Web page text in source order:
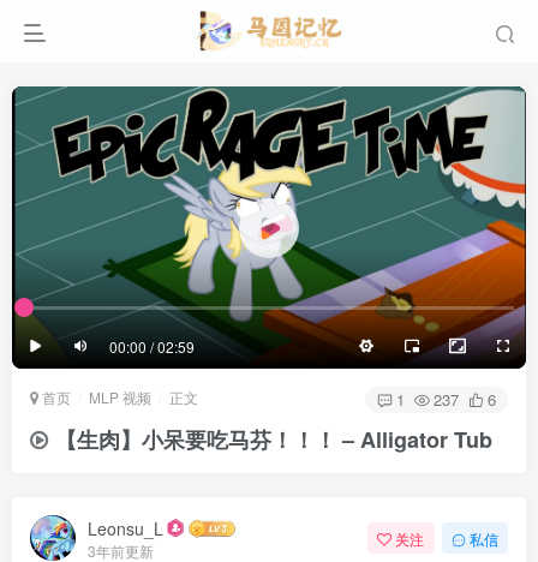
00:00 / 02:59
滚动顶部底部
防止弹幕重叠
同步视频速度
100%
1/4 半屏 3/4 满屏
25px
极慢 适中 极快
适中
滚动顶部底部
发送
首页 MLP 视频 正文 1 237 6
【生肉】小呆要吃马芬！！！ – Alligator Tub
Leonsu_L
3年前更新
关注 私信